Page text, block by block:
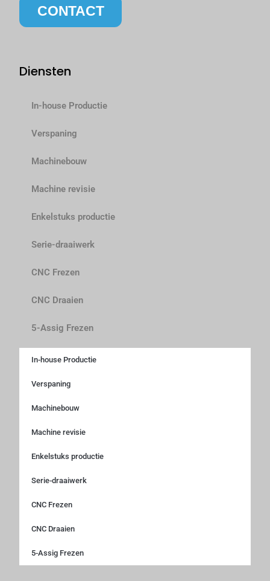
CONTACT
Diensten
In-house Productie
Verspaning
Machinebouw
Machine revisie
Enkelstuks productie
Serie-draaiwerk
CNC Frezen
CNC Draaien
5-Assig Frezen
In-house Productie
Verspaning
Machinebouw
Machine revisie
Enkelstuks productie
Serie-draaiwerk
CNC Frezen
CNC Draaien
5-Assig Frezen